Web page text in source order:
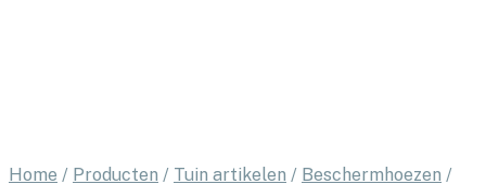
Home / Producten / Tuin artikelen / Beschermhoezen /